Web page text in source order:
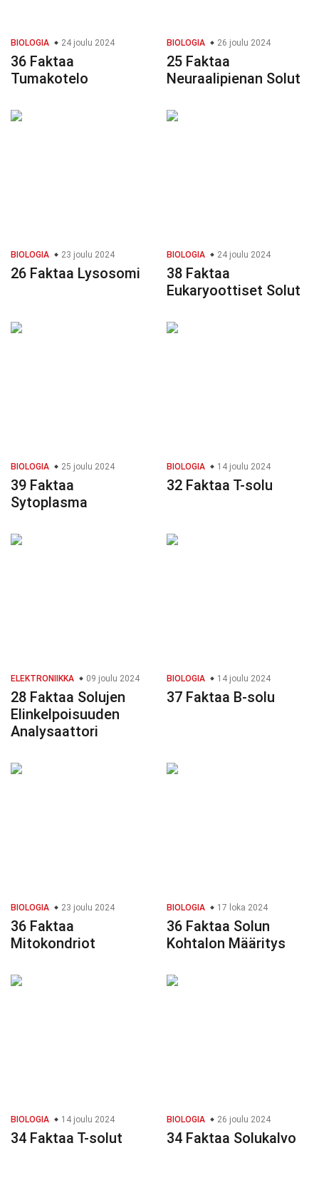
BIOLOGIA 24 joulu 2024
36 Faktaa
Tumakotelo
BIOLOGIA 26 joulu 2024
25 Faktaa
Neuraalipienan Solut
BIOLOGIA 23 joulu 2024
26 Faktaa Lysosomi
BIOLOGIA 24 joulu 2024
38 Faktaa
Eukaryoottiset Solut
BIOLOGIA 25 joulu 2024
39 Faktaa
Sytoplasma
BIOLOGIA 14 joulu 2024
32 Faktaa T-solu
ELEKTRONIIKKA 09 joulu 2024
28 Faktaa Solujen
Elinkelpoisuuden
Analysaattori
BIOLOGIA 14 joulu 2024
37 Faktaa B-solu
BIOLOGIA 23 joulu 2024
36 Faktaa
Mitokondriot
BIOLOGIA 17 loka 2024
36 Faktaa Solun
Kohtalon Määritys
BIOLOGIA 14 joulu 2024
34 Faktaa T-solut
BIOLOGIA 26 joulu 2024
34 Faktaa Solukalvo